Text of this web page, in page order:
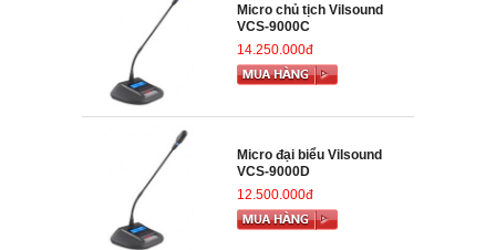
Micro chủ tịch Vilsound
VCS-9000C
14.250.000đ
Micro đại biểu Vilsound
VCS-9000D
12.500.000đ